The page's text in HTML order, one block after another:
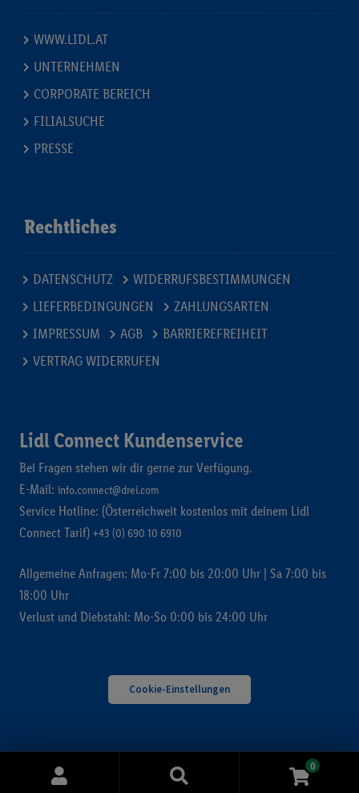
WWW.LIDL.AT
UNTERNEHMEN
CORPORATE BEREICH
FILIALSUCHE
PRESSE
Rechtliches
DATENSCHUTZ
WIDERRUFSBESTIMMUNGEN
LIEFERBEDINGUNGEN
ZAHLUNGSARTEN
IMPRESSUM
AGB
BARRIEREFREIHEIT
VERTRAG WIDERRUFEN
Lidl Connect Kundenservice
Bei Fragen stehen wir dir gerne zur Verfügung.
E-Mail: info.connect@drei.com
Service Hotline: (Österreichweit kostenlos mit deinem Lidl
Connect Tarif) +43 (0) 690 10 6910
Allgemeine Anfragen: Mo-Fr 7:00 bis 20:00 Uhr | Sa 7:00 bis
18:00 Uhr
Verlust und Diebstahl: Mo-So 0:00 bis 24:00 Uhr
Cookie-Einstellungen
0